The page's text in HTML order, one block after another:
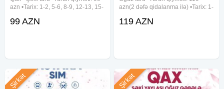
azn •Tarix: 1-2, 5-6, 8-9, 12-13, 15-
Avqust ✓Qiymətə daxildir: -
99 AZN
azn(2 dəfə qidalanma ilə) •Tarix: 1-
✓Qiymətə daxildir: • Komfortlu
119 AZN
Şirkət Şirkət